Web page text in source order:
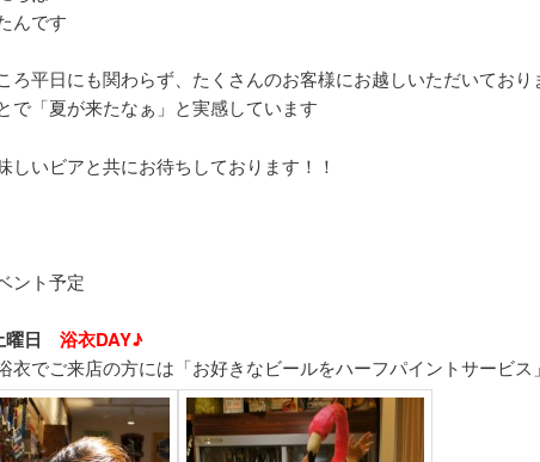
んです
ろ平日にも関わらず、たくさんのお客様にお越しいただいており
で「夏が来たなぁ」と実感しています
しいビアと共にお待ちしております！！
ント予定
曜日 浴衣DAY♪
衣でご来店の方には「お好きなビールをハーフパイントサービス